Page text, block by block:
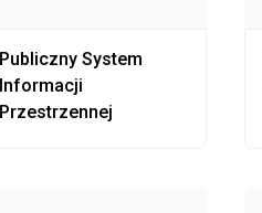
Publiczny System
Informacji
Przestrzennej